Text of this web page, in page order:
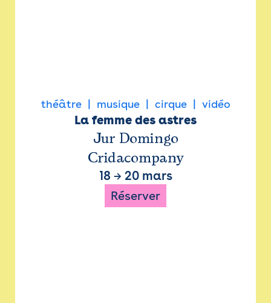
théâtre musique cirque vidéo
La femme des astres
Jur Domingo
Cridacompany
18 → 20 mars
Réserver